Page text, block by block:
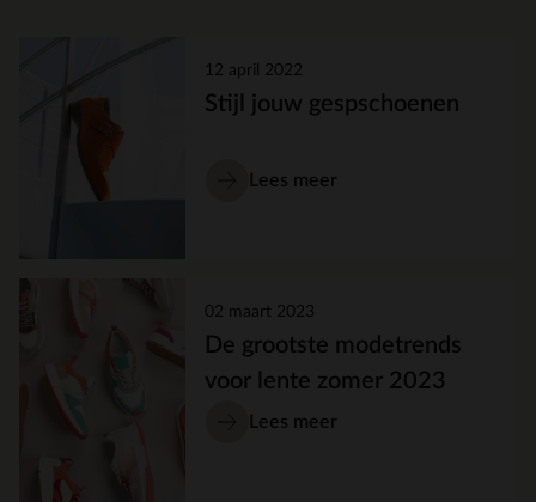
12 april 2022
Stijl jouw gespschoenen
Lees meer
02 maart 2023
De grootste modetrends
voor lente zomer 2023
Lees meer